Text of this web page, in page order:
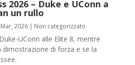
2026 – Duke e UConn a
un rullo
2026| Non categorizzato
UConn alle Elite 8, mentre
dimostrazione di forza e se la